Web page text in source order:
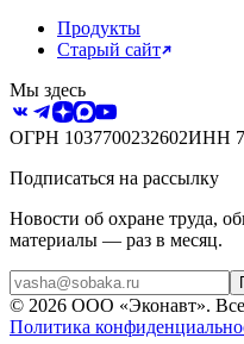
Продукты
Старый сайт
Мы здесь
ОГРН 1037700232602ИНН
Подписаться на рассылку
Новости об охране труда,
материалы — раз в месяц.
© 2026 ООО «Эконавт».
Политика